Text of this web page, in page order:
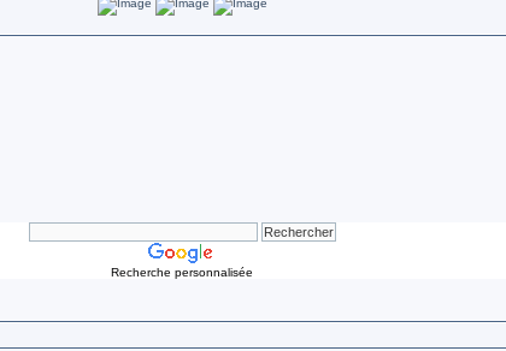
Recherche personnalisée